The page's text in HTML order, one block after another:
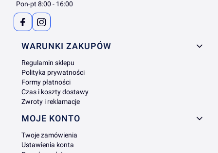
Pon-pt 8:00 - 16:00
Linki w stopce
WARUNKI ZAKUPÓW
Regulamin sklepu
Polityka prywatności
Formy płatności
Czas i koszty dostawy
Zwroty i reklamacje
MOJE KONTO
Twoje zamówienia
Ustawienia konta